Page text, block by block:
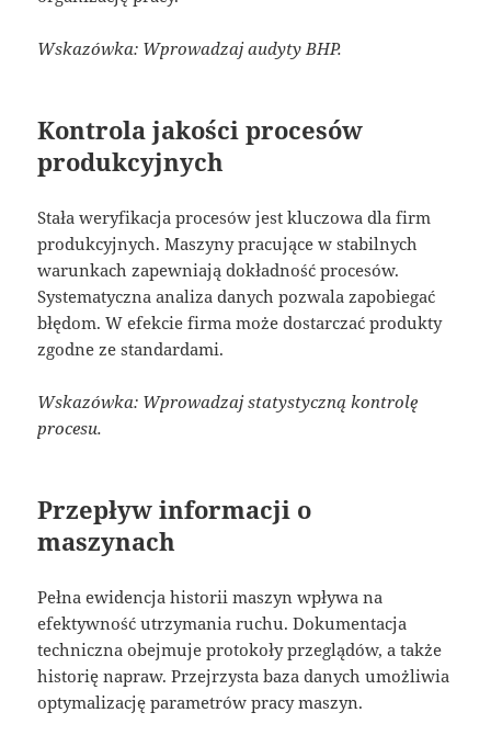
Wskazówka: Wprowadzaj audyty BHP.
Kontrola jakości procesów
produkcyjnych
Stała weryfikacja procesów jest kluczowa dla firm
produkcyjnych. Maszyny pracujące w stabilnych
warunkach zapewniają dokładność procesów.
Systematyczna analiza danych pozwala zapobiegać
błędom. W efekcie firma może dostarczać produkty
zgodne ze standardami.
Wskazówka: Wprowadzaj statystyczną kontrolę
procesu.
Przepływ informacji o
maszynach
Pełna ewidencja historii maszyn wpływa na
efektywność utrzymania ruchu. Dokumentacja
techniczna obejmuje protokoły przeglądów, a także
historię napraw. Przejrzysta baza danych umożliwia
optymalizację parametrów pracy maszyn.